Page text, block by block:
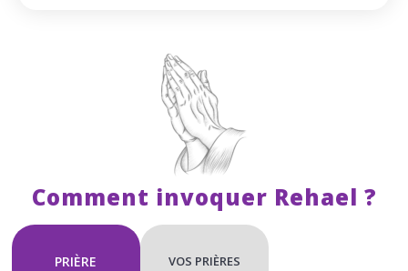
Comment invoquer Rehael ?
PRIÈRE VOS PRIÈRES